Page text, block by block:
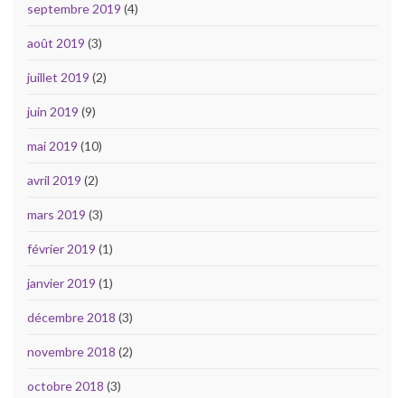
septembre 2019 (4)
août 2019 (3)
juillet 2019 (2)
juin 2019 (9)
mai 2019 (10)
avril 2019 (2)
mars 2019 (3)
février 2019 (1)
janvier 2019 (1)
décembre 2018 (3)
novembre 2018 (2)
octobre 2018 (3)